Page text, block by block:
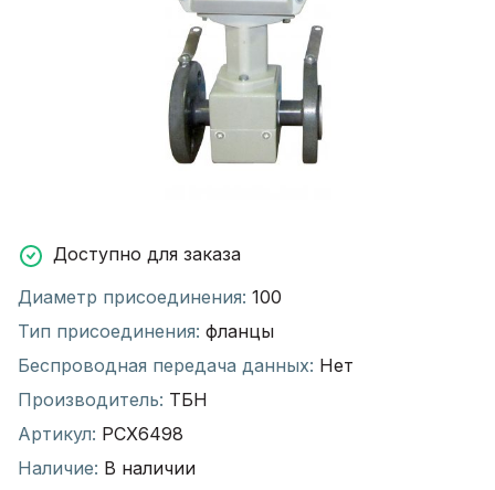
Доступно для заказа
Диаметр присоединения: 100
Тип присоединения: фланцы
Беспроводная передача данных: Нет
Производитель: ТБН
Артикул: РСХ6498
Наличие: В наличии